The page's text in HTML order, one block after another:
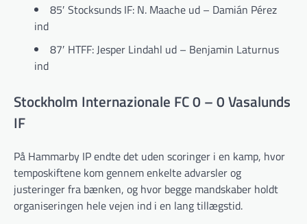
85′ Stocksunds IF: N. Maache ud – Damián Pérez
ind
87′ HTFF: Jesper Lindahl ud – Benjamin Laturnus
ind
Stockholm Internazionale FC 0 – 0 Vasalunds
IF
På Hammarby IP endte det uden scoringer i en kamp, hvor
temposkiftene kom gennem enkelte advarsler og
justeringer fra bænken, og hvor begge mandskaber holdt
organiseringen hele vejen ind i en lang tillægstid.